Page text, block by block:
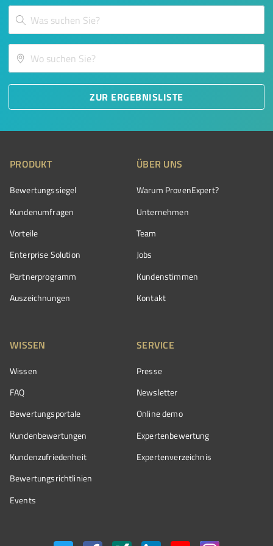
ZUR ERGEBNISLISTE
PRODUKT
Bewertungssiegel
Kundenumfragen
Vorteile
Enterprise Solution
Partnerprogramm
Auszeichnungen
ÜBER UNS
Warum ProvenExpert?
Unternehmen
Team
Jobs
Kundenstimmen
Kontakt
WISSEN
Wissen
FAQ
Bewertungsportale
Kundenbewertungen
Kundenzufriedenheit
Bewertungs­richtlinien
Events
SERVICE
Presse
Newsletter
Online demo
Expertenbewertung
Expertenverzeichnis